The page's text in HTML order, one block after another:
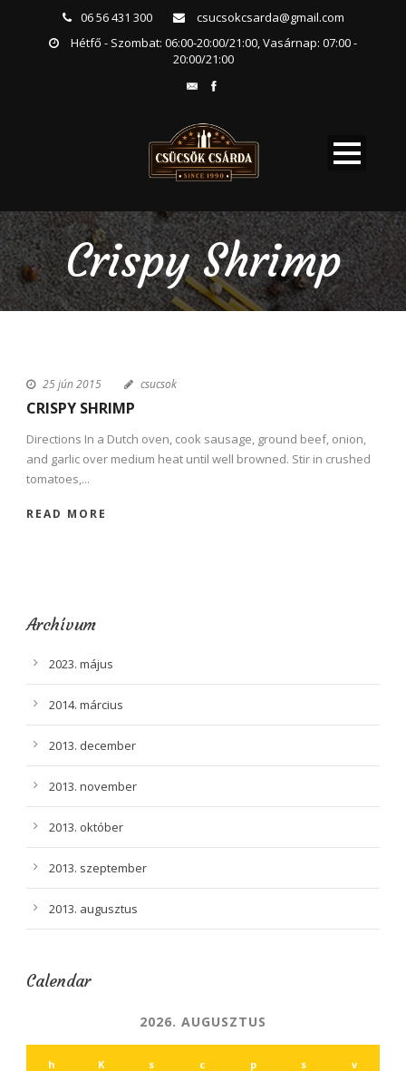
06 56 431 300
csucsokcsarda@gmail.com
Hétfő - Szombat: 06:00-20:00/21:00, Vasárnap: 07:00 -
20:00/21:00
Crispy Shrimp
25 jún 2015 csucsok
CRISPY SHRIMP
Directions In a Dutch oven, cook sausage, ground beef, onion,
and garlic over medium heat until well browned. Stir in crushed
tomatoes,...
READ MORE
Archívum
2023. május
2014. március
2013. december
2013. november
2013. október
2013. szeptember
2013. augusztus
Calendar
2026. AUGUSZTUS
h K s c p s v